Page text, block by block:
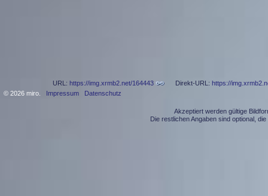
URL: https://img.xrmb2.net/164443 Direkt-URL: https://
© 2026 miro. Impressum Datenschutz
Akzeptiert werden gültige
Die restlichen Angaben sind optional,